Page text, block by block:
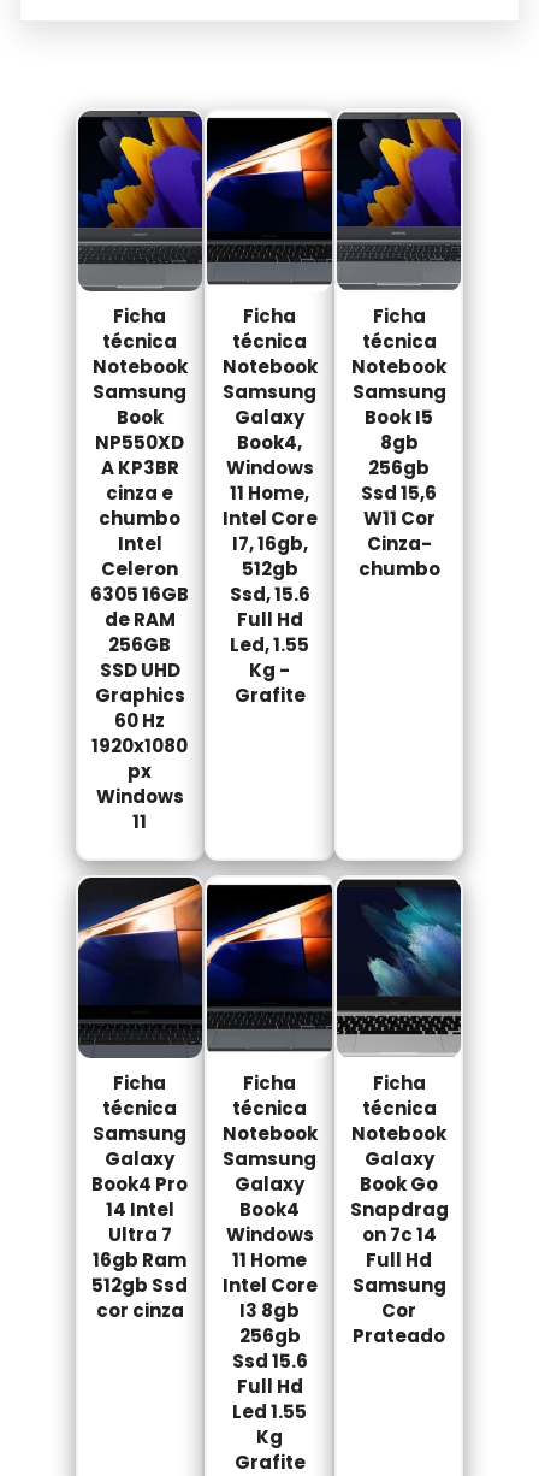
Ficha
técnica
Notebook
Samsung
Book
NP550XD
A KP3BR
cinza e
chumbo
Intel
Celeron
6305 16GB
de RAM
256GB
SSD UHD
Graphics
60 Hz
1920x1080
px
Windows
11
Ficha
técnica
Notebook
Samsung
Galaxy
Book4,
Windows
11 Home,
Intel Core
I7, 16gb,
512gb
Ssd, 15.6
Full Hd
Led, 1.55
Kg -
Grafite
Ficha
técnica
Notebook
Samsung
Book I5
8gb
256gb
Ssd 15,6
W11 Cor
Cinza-
chumbo
Ficha
técnica
Samsung
Galaxy
Book4 Pro
14 Intel
Ultra 7
16gb Ram
512gb Ssd
cor cinza
Ficha
técnica
Notebook
Samsung
Galaxy
Book4
Windows
11 Home
Intel Core
I3 8gb
256gb
Ssd 15.6
Full Hd
Led 1.55
Kg
Grafite
Ficha
técnica
Notebook
Galaxy
Book Go
Snapdrag
on 7c 14
Full Hd
Samsung
Cor
Prateado